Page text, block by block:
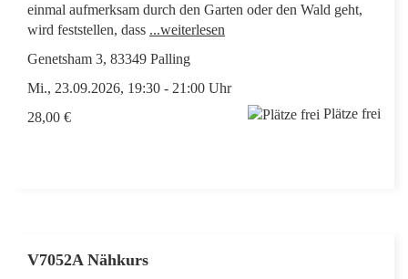
einmal aufmerksam durch den Garten oder den Wald geht,
wird feststellen, dass ...weiterlesen
Genetsham 3, 83349 Palling
Mi., 23.09.2026, 19:30 - 21:00 Uhr
28,00 €
Plätze frei
V7052A Nähkurs